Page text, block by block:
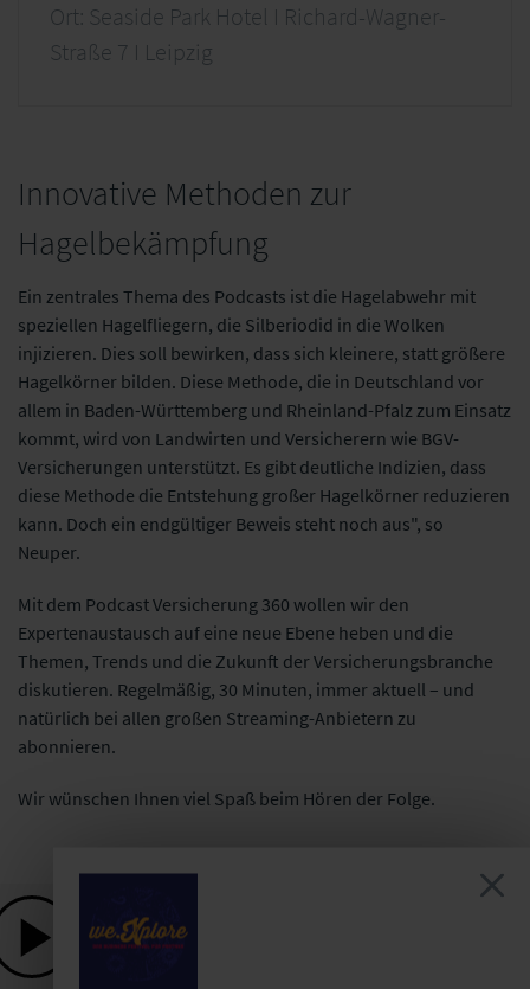
Ort: Seaside Park Hotel I Richard-Wagner-
Straße 7 I Leipzig
Innovative Methoden zur
Hagelbekämpfung
Ein zentrales Thema des Podcasts ist die Hagelabwehr mit
speziellen Hagelfliegern, die Silberiodid in die Wolken
injizieren. Dies soll bewirken, dass sich kleinere, statt größere
Hagelkörner bilden. Diese Methode, die in Deutschland vor
allem in Baden-Württemberg und Rheinland-Pfalz zum Einsatz
kommt, wird von Landwirten und Versicherern wie BGV-
Versicherungen unterstützt. Es gibt deutliche Indizien, dass
diese Methode die Entstehung großer Hagelkörner reduzieren
kann. Doch ein endgültiger Beweis steht noch aus", so
Neuper.
Mit dem Podcast Versicherung 360 wollen wir den
Expertenaustausch auf eine neue Ebene heben und die
Themen, Trends und die Zukunft der Versicherungsbranche
diskutieren. Regelmäßig, 30 Minuten, immer aktuell – und
natürlich bei allen großen Streaming-Anbietern zu
abonnieren.
Wir wünschen Ihnen viel Spaß beim Hören der Folge.